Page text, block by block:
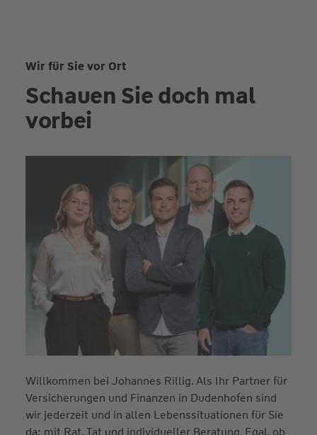
Wir für Sie vor Ort
Schauen Sie doch mal
vorbei
Willkommen bei Johannes Rillig. Als Ihr Partner für
Versicherungen und Finanzen in Dudenhofen sind
wir jederzeit und in allen Lebenssituationen für Sie
da: mit Rat, Tat und individueller Beratung. Egal, ob